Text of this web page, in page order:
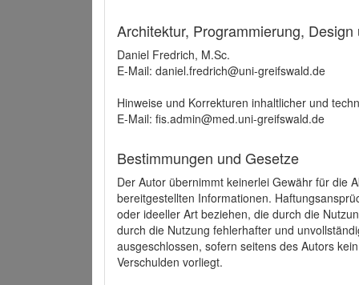
Architektur, Programmierung,
Daniel Fredrich, M.Sc.
E-Mail: daniel.fredrich@uni-greifswald.de
Hinweise und Korrekturen inhaltlicher und
E-Mail: fis.admin@med.uni-greifswald.de
Bestimmungen und Gesetze
Der Autor übernimmt keinerlei Gewähr für die
bereitgestellten Informationen.
oder ideeller Art beziehen, die durch die
durch die Nutzung fehlerhafter und
ausgeschlossen, sofern seitens des Autors
Verschulden vorliegt.